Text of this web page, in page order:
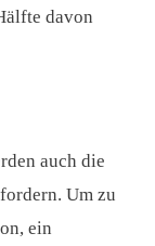
davon
auch die
Um zu
ein